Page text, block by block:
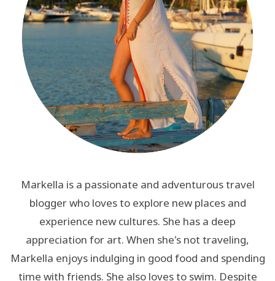
Markella is a passionate and adventurous travel
blogger who loves to explore new places and
experience new cultures. She has a deep
appreciation for art. When she's not traveling,
Markella enjoys indulging in good food and spending
time with friends. She also loves to swim. Despite